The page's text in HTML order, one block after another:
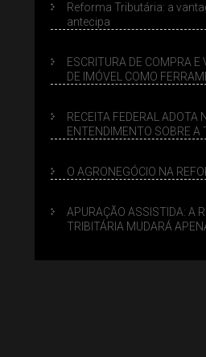
Reforma Tributária: a
antecipa
ESCRITURA DE COMPRA E
DE IMÓVEL COMO
RECEITA FEDERAL ADOTA
ENTENDIMENTO SOBRE A
O AGRONEGÓCIO NA
APURAÇÃO ASSISTIDA: A
TRIBITÁRIA MUDARÁ